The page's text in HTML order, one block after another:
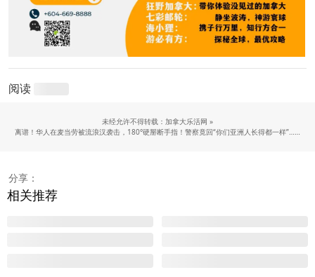
阅读
未经允许不得转载：加拿大乐活网 »
离谱！华人在麦当劳被流浪汉袭击，180°硬掰断手指！警察竟回“你们亚洲人长得都一样”……
分享：
相关推荐